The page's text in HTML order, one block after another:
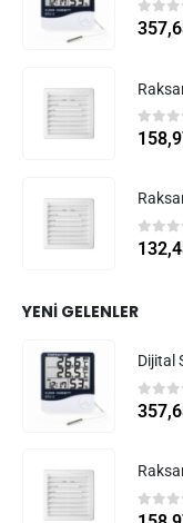
05
0 5
05
YENI GELENLER
Dijital
05
0 5